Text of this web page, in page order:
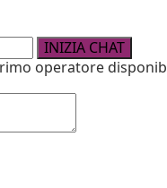
INIZIA CHAT
operatore